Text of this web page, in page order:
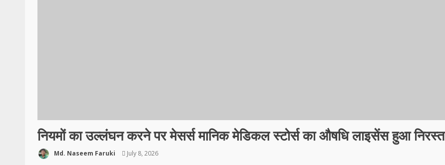
नियमों का उल्लंघन करने पर मेसर्स मानिक मेडिकल स्टोर्स का औषधि लाइसेंस हुआ निरस्त
Md. Naseem Faruki July 8, 2026